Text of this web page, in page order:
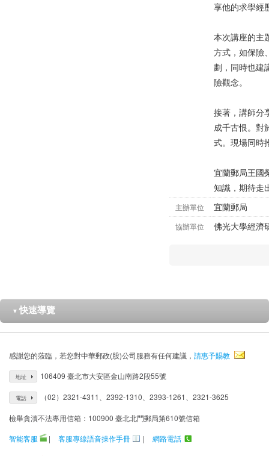
享他的求學經
本次講座的主
方式，如保險
劃，同時也建
險觀念。
接著，講師分
成千古恨。對
式。現場同時
宜蘭郵局王國
知識，期待走
主辦單位 宜蘭郵局
協辦單位 佛光大學經濟
▼ 快速導覽
感謝您的蒞臨，若您對中華郵政(股)公司服務有任何建議， 請惠予賜教
地址 106409 臺北市大安區金山南路2段55號
電話 （02）2321-4311、2392-1310、2393-1261、2321-3625
檢舉貪瀆不法專用信箱：100900 臺北北門郵局第610號信箱
智能客服
| 客服專線語音操作手冊 |
網路電話